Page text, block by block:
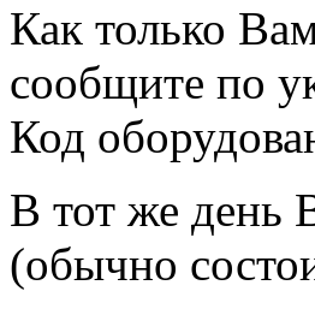
Как только
сообщите по
Код
В тот же день
(обычно